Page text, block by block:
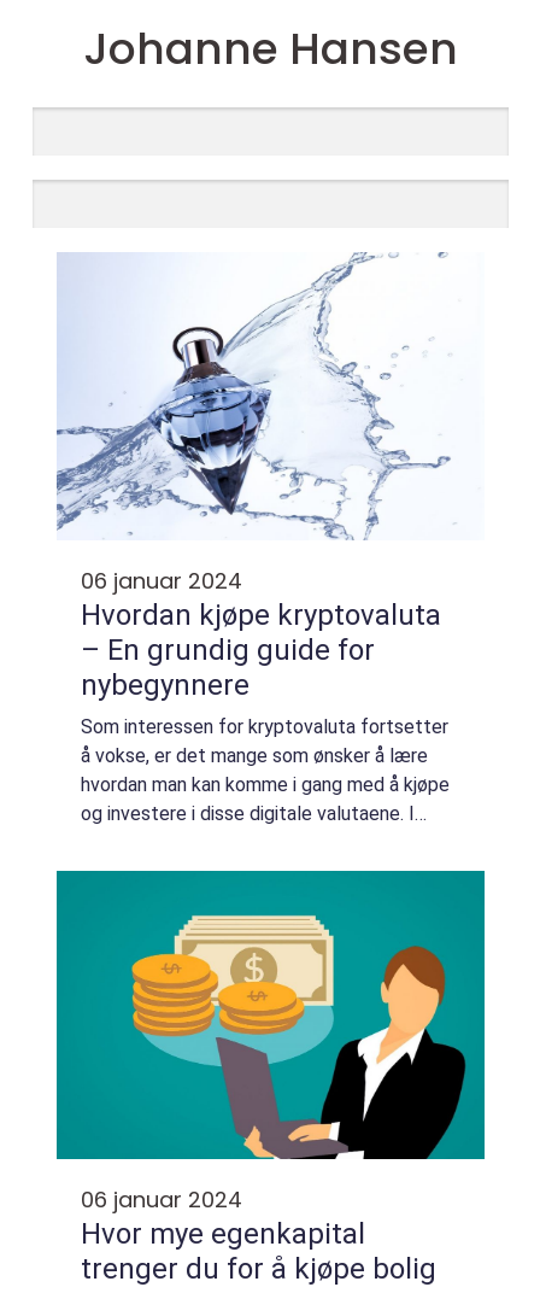
Johanne Hansen
06 januar 2024
Hvordan kjøpe kryptovaluta
– En grundig guide for
nybegynnere
Som interessen for kryptovaluta fortsetter
å vokse, er det mange som ønsker å lære
hvordan man kan komme i gang med å kjøpe
og investere i disse digitale valutaene. I
oversikt over hvordan du kan kjøpe krypt...
06 januar 2024
Hvor mye egenkapital
trenger du for å kjøpe bolig